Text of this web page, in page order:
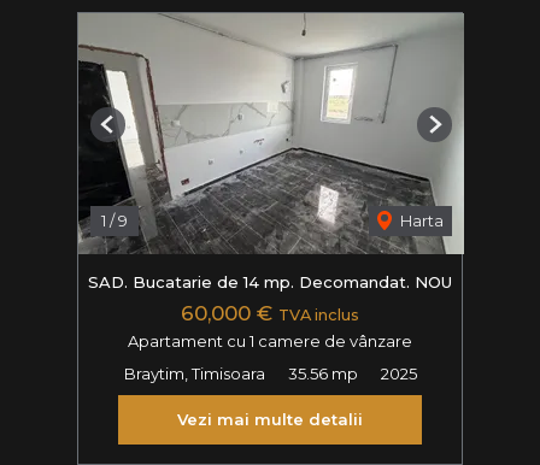
1 /9 Harta
Previous Next
SAD. Bucatarie de 14 mp. Decomandat. NOU
60,000 € TVA inclus
Apartament cu 1 camere de vânzare
Braytim, Timisoara
35.56 mp 2025
Vezi mai multe detalii